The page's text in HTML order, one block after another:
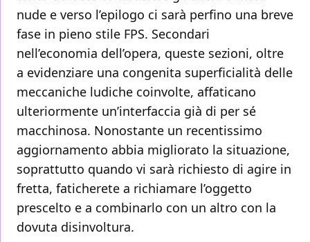
nude e verso l’epilogo ci sarà perfino una breve
fase in pieno stile FPS. Secondari
nell’economia dell’opera, queste sezioni, oltre
a evidenziare una congenita superficialità delle
meccaniche ludiche coinvolte, affaticano
ulteriormente un’interfaccia già di per sé
macchinosa. Nonostante un recentissimo
aggiornamento abbia migliorato la situazione,
soprattutto quando vi sarà richiesto di agire in
fretta, faticherete a richiamare l’oggetto
prescelto e a combinarlo con un altro con la
dovuta disinvoltura.